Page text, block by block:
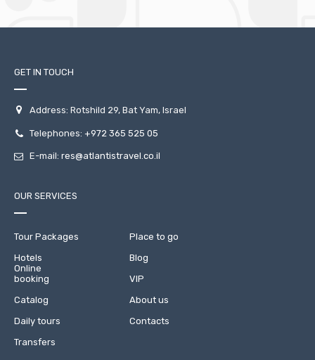
GET IN TOUCH
Address: Rotshild 29, Bat Yam, Israel
Telephones: +972 365 525 05
E-mail: res@atlantistravel.co.il
OUR SERVICES
Tour Packages
Hotels
Online
booking
Catalog
Daily tours
Transfers
Place to go
Blog
VIP
About us
Contacts